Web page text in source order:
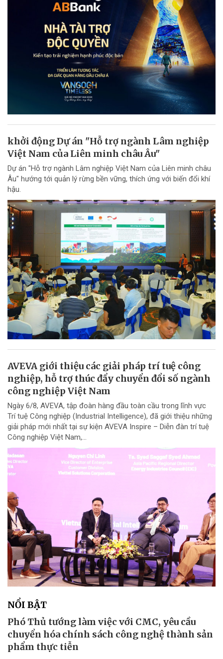
khởi động Dự án "Hỗ trợ ngành Lâm nghiệp
Việt Nam của Liên minh châu Âu"
Dự án "Hỗ trợ ngành Lâm nghiệp Việt Nam của Liên minh châu
Âu" hướng tới quản lý rừng bền vững, thích ứng với biến đổi khí
hậu.
AVEVA giới thiệu các giải pháp trí tuệ công
nghiệp, hỗ trợ thúc đẩy chuyển đổi số ngành
công nghiệp Việt Nam
Ngày 6/8, AVEVA, tập đoàn hàng đầu toàn cầu trong lĩnh vực
Trí tuệ Công nghiệp (Industrial Intelligence), đã giới thiệu những
giải pháp mới nhất tại sự kiện AVEVA Inspire – Diễn đàn trí tuệ
Công nghiệp Việt Nam,...
NỔI BẬT
Phó Thủ tướng làm việc với CMC, yêu cầu
chuyển hóa chính sách công nghệ thành sản
phẩm thực tiễn